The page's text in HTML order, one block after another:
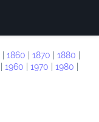
1860 1870 1880
1960 1970 1980